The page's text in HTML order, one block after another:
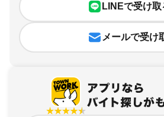
LINEで受け取
メールで受け